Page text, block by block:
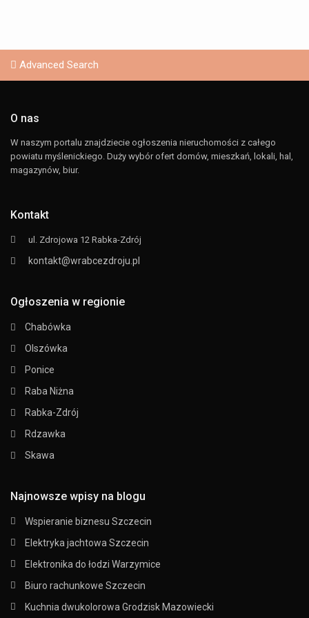
Advanced Search
O nas
W naszym portalu znajdziecie ogłoszenia nieruchomości z całego
powiatu myślenickiego. Duży wybór ofert domów, mieszkań, lokali, hal,
magazynów, biur.
Kontakt
ul. Zdrojowa 12 Rabka-Zdrój
kontakt@wrabcezdroju.pl
Ogłoszenia w regionie
Chabówka
Olszówka
Ponice
Raba Niżna
Rabka-Zdrój
Rdzawka
Skawa
Najnowsze wpisy na blogu
Wspieranie biznesu Szczecin
Elektryka jachtowa Szczecin
Elektronika do łodzi Warzymice
Biuro rachunkowe Szczecin
Kuchnia dwukolorowa Grodzisk Mazowiecki